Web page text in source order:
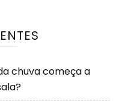
chuva começa a